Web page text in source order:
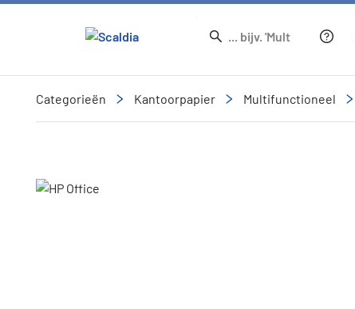
Categorieën Kantoorpapier Multifunctioneel
Slide 1 of 1